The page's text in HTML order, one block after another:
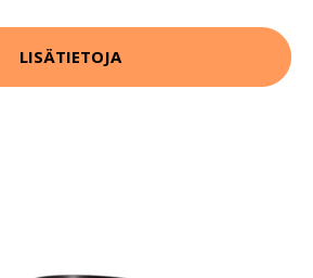
LISÄTIETOJA